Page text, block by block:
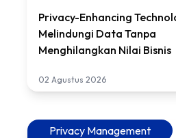
Privacy-Enhancing
Melindungi Data Tanpa
Menghilangkan Nilai Bisnis
02 Agustus 2026
Privacy Management